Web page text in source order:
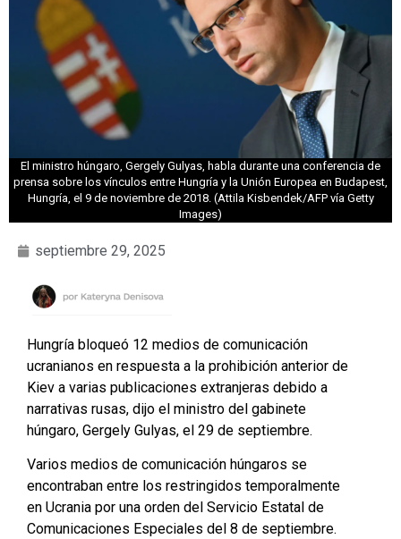
El ministro húngaro, Gergely Gulyas, habla durante una conferencia de
prensa sobre los vínculos entre Hungría y la Unión Europea en Budapest,
Hungría, el 9 de noviembre de 2018. (Attila Kisbendek/AFP vía Getty
Images)
septiembre 29, 2025
Hungría bloqueó 12 medios de comunicación
ucranianos en respuesta a la prohibición anterior de
Kiev a varias publicaciones extranjeras debido a
narrativas rusas, dijo el ministro del gabinete
húngaro, Gergely Gulyas, el 29 de septiembre.
Varios medios de comunicación húngaros se
encontraban entre los restringidos temporalmente
en Ucrania por una orden del Servicio Estatal de
Comunicaciones Especiales del 8 de septiembre.